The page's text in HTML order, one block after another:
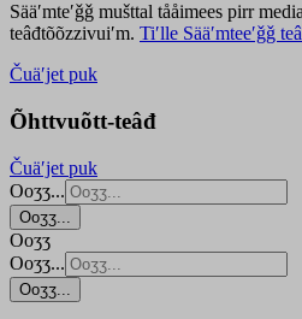
Sääʹmteʹǧǧ mušttal tååimees pirr
teâđtõõzzivuiʹm. Tiʹlle Sääʹmteeʹǧǧ
Čuäʹjet puk
Õhttvuõtt-teâđ
Čuäʹjet puk
Ooʒʒ...
Ooʒʒ...
Ooʒʒ
Ooʒʒ...
Ooʒʒ...